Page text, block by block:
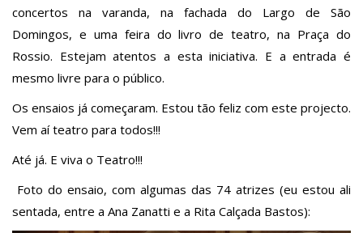
concertos na varanda, na fachada do Largo de São
Domingos, e uma feira do livro de teatro, na Praça do
Rossio. Estejam atentos a esta iniciativa. E a entrada é
mesmo livre para o público.
Os ensaios já começaram. Estou tão feliz com este projecto.
Vem aí teatro para todos!!!
Até já. E viva o Teatro!!!
Foto do ensaio, com algumas das 74 atrizes (eu estou ali
sentada, entre a Ana Zanatti e a Rita Calçada Bastos):